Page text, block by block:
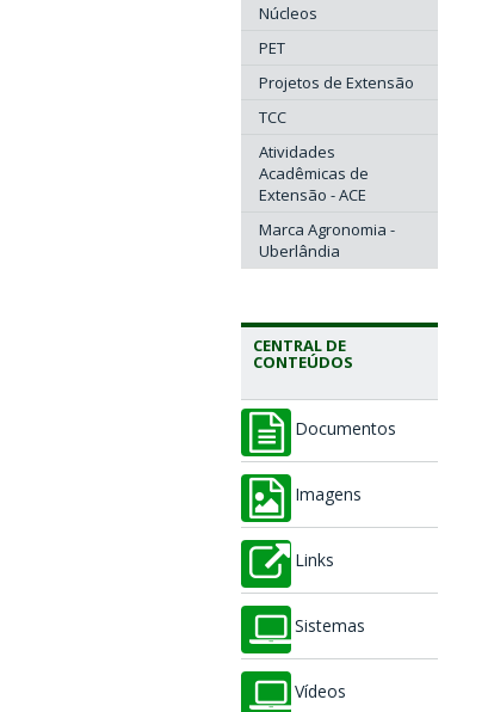
Núcleos
PET
Projetos de Extensão
TCC
Atividades
Acadêmicas de
Extensão - ACE
Marca Agronomia -
Uberlândia
CENTRAL DE
CONTEÚDOS
Documentos
Imagens
Links
Sistemas
Vídeos